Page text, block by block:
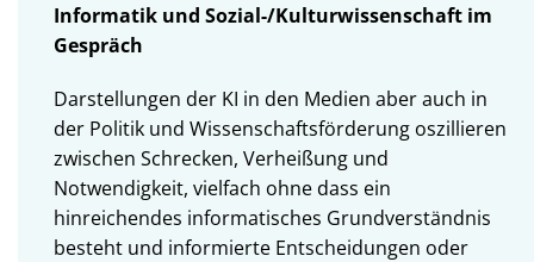
Informatik und Sozial-/Kulturwissenschaft im
Gespräch
Darstellungen der KI in den Medien aber auch in
der Politik und Wissenschaftsförderung oszillieren
zwischen Schrecken, Verheißung und
Notwendigkeit, vielfach ohne dass ein
hinreichendes informatisches Grundverständnis
besteht und informierte Entscheidungen oder